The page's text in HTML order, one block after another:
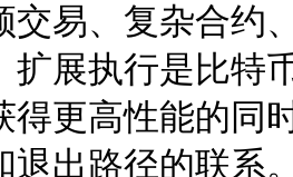
交易、复杂合
扩展执行是比特
得更高性能的
退出路径的联系